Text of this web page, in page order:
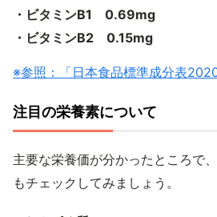
・ビタミンB1 0.69mg
・ビタミンB2 0.15mg
※参照：「日本食品標準成分表
注目の栄養素について
主要な栄養価が分かったところで
もチェックしてみましょう。